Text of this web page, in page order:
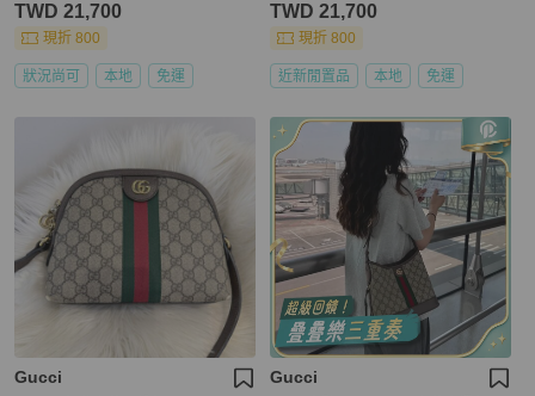
TWD 21,700
現折 800
狀況尚可 本地 免運
TWD 21,700
現折 800
近新閒置品 本地 免運
Gucci Gucci